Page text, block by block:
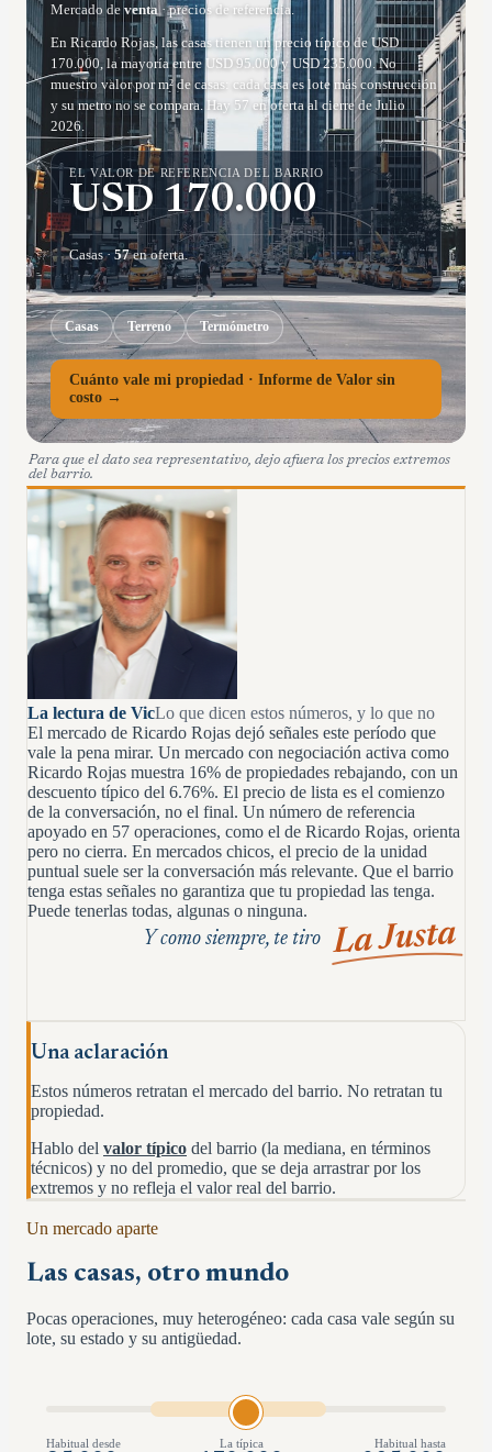
Mercado de venta· precios de referencia.
En Ricardo Rojas, las casas tienen un precio típico de USD
170.000, la mayoría entre USD 95.000 y USD 235.000. No
muestro valor por m² de casas: cada casa es lote más construcción
y su metro no se compara. Hay 57 en oferta al cierre de Julio
2026.
EL VALOR DE REFERENCIA DEL BARRIO
USD 170.000
Casas·57en oferta.
Casas Terreno Termómetro
Cuánto vale mi propiedad · Informe de Valor sin
costo →
Para que el dato sea representativo, dejo afuera los precios extremos
del barrio.
La lectura de VicLo que dicen estos números, y lo que no
El mercado de Ricardo Rojas dejó señales este período que
vale la pena mirar. Un mercado con negociación activa como
Ricardo Rojas muestra 16% de propiedades rebajando, con un
descuento típico del 6.76%. El precio de lista es el comienzo
de la conversación, no el final. Un número de referencia
apoyado en 57 operaciones, como el de Ricardo Rojas, orienta
pero no cierra. En mercados chicos, el precio de la unidad
puntual suele ser la conversación más relevante. Que el barrio
tenga estas señales no garantiza que tu propiedad las tenga.
Puede tenerlas todas, algunas o ninguna.
Y como siempre, te tiro La Justa
Una aclaración
Estos números retratan el mercado del barrio. No retratan tu
propiedad.
Hablo del valor típico del barrio (la mediana, en términos
técnicos) y no del promedio, que se deja arrastrar por los
extremos y no refleja el valor real del barrio.
Un mercado aparte
Las casas, otro mundo
Pocas operaciones, muy heterogéneo: cada casa vale según su
lote, su estado y su antigüedad.
Habitual desde La típica Habitual hasta